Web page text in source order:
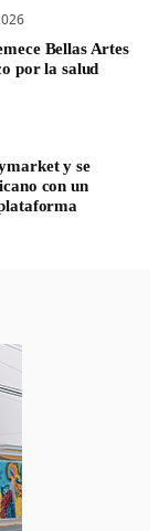
Bellas Artes
por la salud
y se
con un